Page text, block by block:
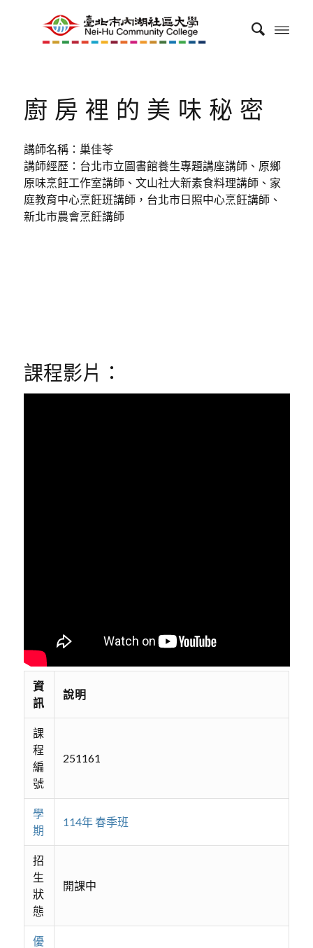
廚房裡的美味秘密
講師名稱：巢佳苓
講師經歷：台北市立圖書館養生專題講座講師、原鄉
原味烹飪工作室講師、文山社大新素食料理講師、家
庭教育中心烹飪班講師，台北市日照中心烹飪講師、
新北市農會烹飪講師
課程影片：
資
訊
說明
課
程
編
號
251161
學
期
114年 春季班
招
生
狀
態
開課中
優